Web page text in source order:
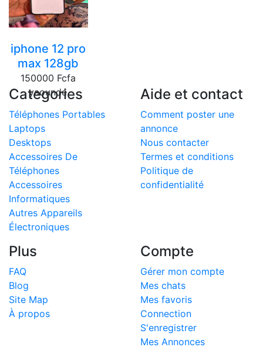
iphone 12 pro
max 128gb
150000 Fcfa
yaounde
Categories
Téléphones Portables
Laptops
Desktops
Accessoires De
Téléphones
Accessoires
Informatiques
Autres Appareils
Électroniques
Aide et contact
Comment poster une
annonce
Nous contacter
Termes et conditions
Politique de
confidentialité
Plus
FAQ
Blog
Site Map
À propos
Compte
Gérer mon compte
Mes chats
Mes favoris
Connection
S'enregistrer
Mes Annonces